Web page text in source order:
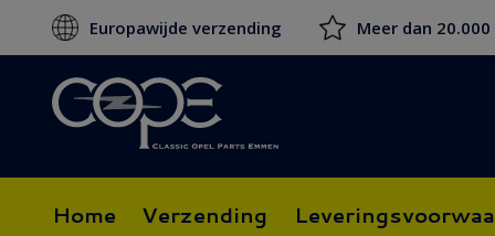
Europawijde verzending Meer dan
Home Verzending